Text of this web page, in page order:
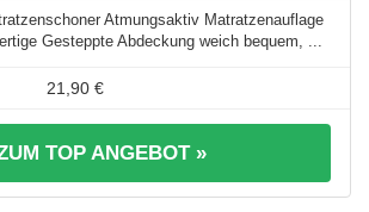
Atmungsaktiv Matratzenauflage
Gesteppte Abdeckung weich bequem, ...
21,90 €
TOP ANGEBOT »